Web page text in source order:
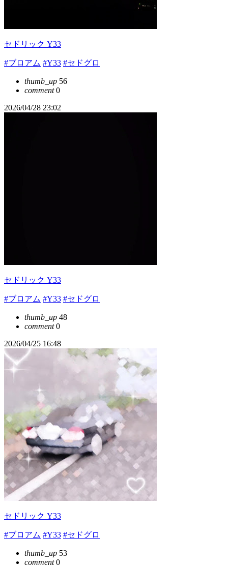
セドリック Y33
#ブロアム #Y33 #セドグロ
thumb_up 56
comment0
2026/04/28 23:02
セドリック Y33
#ブロアム #Y33 #セドグロ
thumb_up 48
comment0
2026/04/25 16:48
セドリック Y33
#ブロアム #Y33 #セドグロ
thumb_up 53
comment0